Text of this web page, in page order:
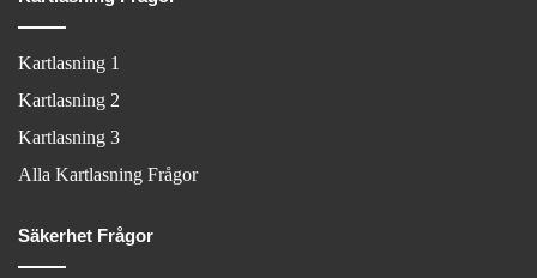
Kartlasning 1
Kartlasning 2
Kartlasning 3
Alla Kartlasning Frågor
Säkerhet Frågor